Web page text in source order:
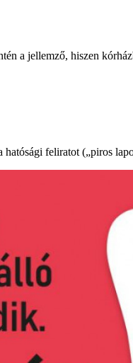
a jellemző, hiszen
feliratot („piros